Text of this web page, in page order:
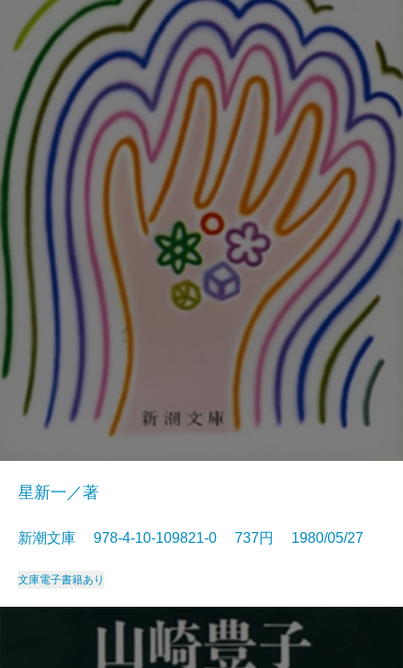
星新一／著
新潮文庫 978-4-10-109821-0 737円 1980/05/27
文庫電子書籍あり